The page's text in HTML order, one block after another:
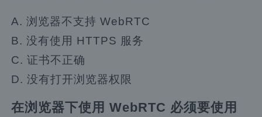
A. 浏览器不支持 WebRTC
B. 没有使用 HTTPS 服务
C. 证书不正确
D. 没有打开浏览器权限
在浏览器下使用 WebRTC 必须要使用